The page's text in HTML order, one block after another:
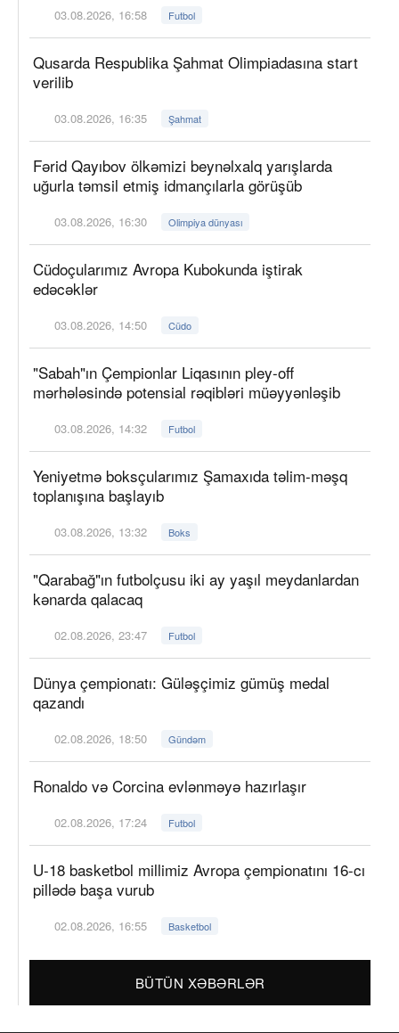
03.08.2026, 16:58 Futbol
Qusarda Respublika Şahmat Olimpiadasına start
verilib
03.08.2026, 16:35 Şahmat
Fərid Qayıbov ölkəmizi beynəlxalq yarışlarda
uğurla təmsil etmiş idmançılarla görüşüb
03.08.2026, 16:30 Olimpiya dünyası
Cüdoçularımız Avropa Kubokunda iştirak
edəcəklər
03.08.2026, 14:50 Cüdo
"Sabah"ın Çempionlar Liqasının pley-off
mərhələsində potensial rəqibləri müəyyənləşib
03.08.2026, 14:32 Futbol
Yeniyetmə boksçularımız Şamaxıda təlim-məşq
toplanışına başlayıb
03.08.2026, 13:32 Boks
"Qarabağ"ın futbolçusu iki ay yaşıl meydanlardan
kənarda qalacaq
02.08.2026, 23:47 Futbol
Dünya çempionatı: Güləşçimiz gümüş medal
qazandı
02.08.2026, 18:50 Gündəm
Ronaldo və Corcina evlənməyə hazırlaşır
02.08.2026, 17:24 Futbol
U-18 basketbol millimiz Avropa çempionatını 16-cı
pillədə başa vurub
02.08.2026, 16:55 Basketbol
BÜTÜN XƏBƏRLƏR